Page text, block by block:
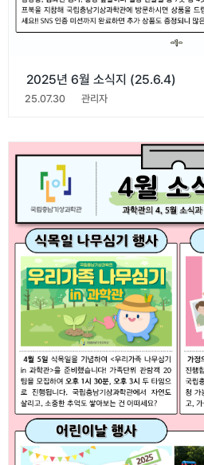
2025년 6월 소식지 (25.6.4)
25.07.30 관리자